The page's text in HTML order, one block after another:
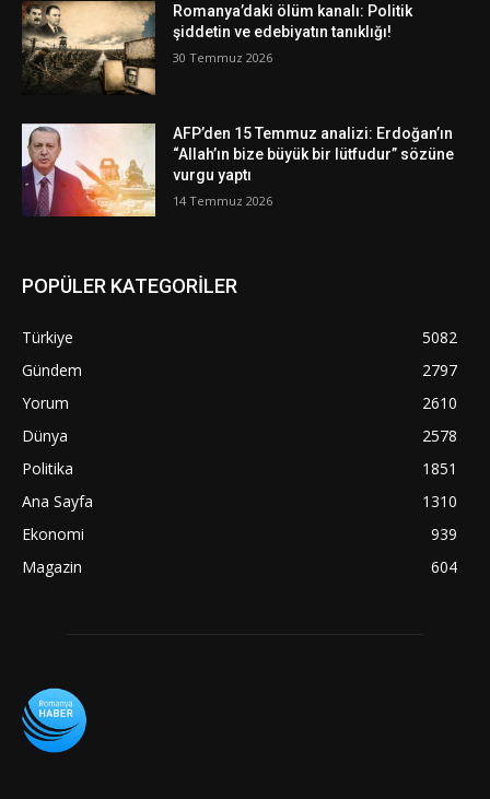
Romanya’daki ölüm kanalı: Politik
şiddetin ve edebiyatın tanıklığı!
30 Temmuz 2026
AFP’den 15 Temmuz analizi: Erdoğan’ın
“Allah’ın bize büyük bir lütfudur” sözüne
vurgu yaptı
14 Temmuz 2026
POPÜLER KATEGORİLER
Türkiye
5082
Gündem
2797
Yorum
2610
Dünya
2578
Politika
1851
Ana Sayfa
1310
Ekonomi
939
Magazin
604